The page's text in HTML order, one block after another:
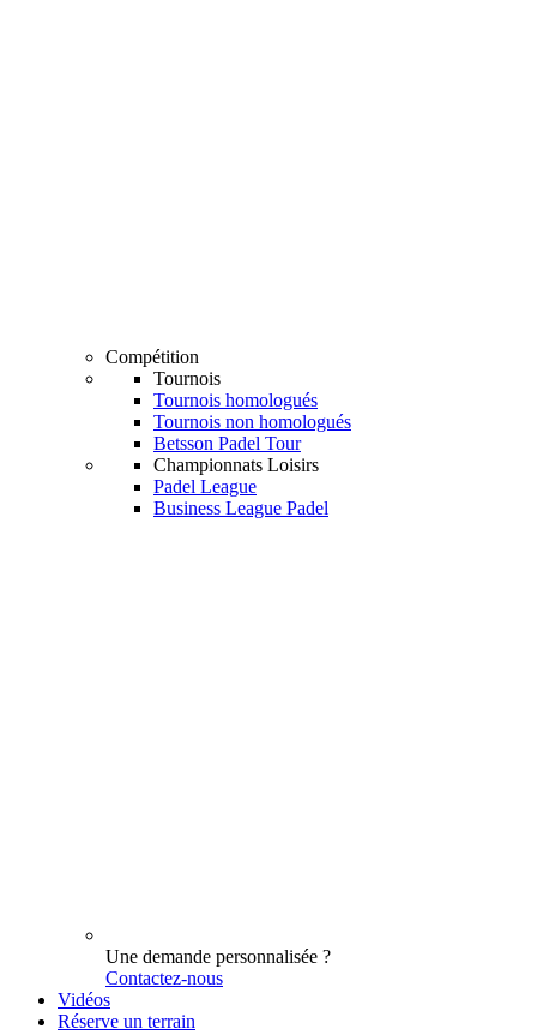
Compétition
Tournois
Tournois homologués
Tournois non homologués
Betsson Padel Tour
Championnats Loisirs
Padel League
Business League Padel
Une demande personnalisée ?
Contactez-nous
Vidéos
Réserve un terrain